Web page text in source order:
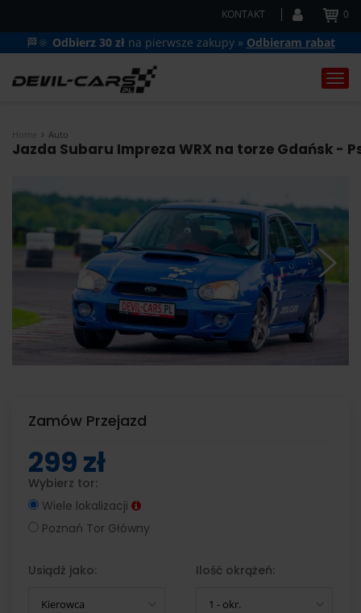
KONTAKT 0
🏁🔆 Odbierz 30 zł na pierwsze zakupy » Odbieram rabat
Home Auto
Jazda Subaru Impreza WRX na torze Gdańsk -
Zamów Przejazd
299 zł
Wybierz tor:
Wiele lokalizacji
Poznań Tor Główny
Usiądź jako:
Kierowca
Ilość okrążeń:
1 - okr.